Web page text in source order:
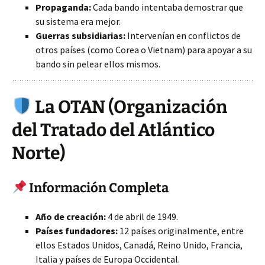
Propaganda:Cada bando intentaba demostrar que
su sistema era mejor.
Guerras subsidiarias: Intervenían en conflictos de
otros países (como Corea o Vietnam) para apoyar a su
bando sin pelear ellos mismos.
La OTAN (Organización
del Tratado del Atlántico
Norte)
Información Completa
Año de creación: 4 de abril de 1949.
Países fundadores: 12 países originalmente, entre
ellos Estados Unidos, Canadá, Reino Unido, Francia,
Italia y países de Europa Occidental.